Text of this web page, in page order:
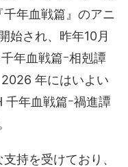
年血戦篇』のアニ
始され、昨年10月
年血戦篇ｰ相剋譚
年にはいよい
千年血戦篇ｰ禍進譚
持を受けており、